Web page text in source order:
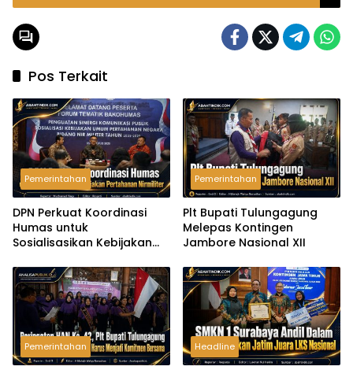
Pos Terkait
Pemerintahan
DPN Perkuat Koordinasi
Humas untuk
Sosialisasikan Kebijakan
Pemerintahan
Plt Bupati Tulungagung
Melepas Kontingen
Jambore Nasional XII
Pemerintahan Headline